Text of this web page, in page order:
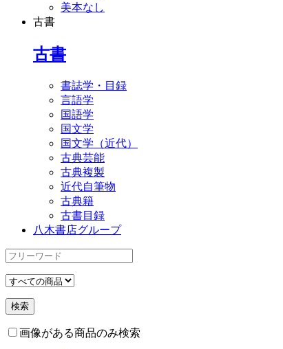
美本なし
古書
古書
書誌学・目録
言語学
国語学
国文学
国文学（近代）
古典芸能
古典複製
近代自筆物
古典籍
古書目録
八木書店グループ
画像がある商品のみ検索